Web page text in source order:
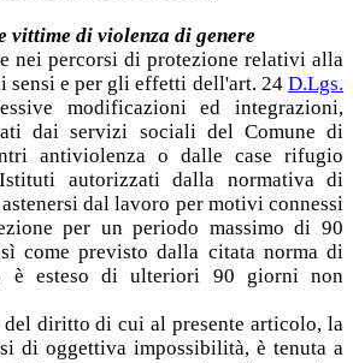
vittime di violenza di genere
nei percorsi di protezione relativi alla
sensi e per gli effetti dell'art. 24 D.Lgs.
modificazioni ed integrazioni,
dai servizi sociali del Comune di
antiviolenza o dalle case rifugio
autorizzati dalla normativa di
dal lavoro per motivi connessi
per un periodo massimo di 90
come previsto dalla citata norma di
è esteso di ulteriori 90 giorni non
diritto di cui al presente articolo, la
di oggettiva impossibilità, è tenuta a